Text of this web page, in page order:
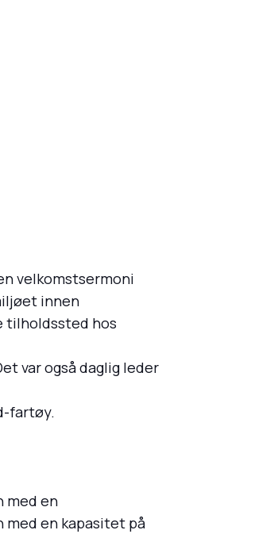
velkomstsermoni
innen
tilholdssted hos
var også daglig leder
fartøy.
med en
en kapasitet på